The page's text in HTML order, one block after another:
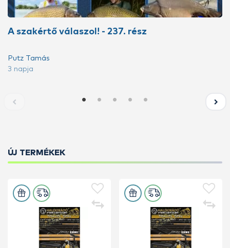
A szakértő válaszol! - 237. rész
Putz Tamás
3 napja
ÚJ TERMÉKEK